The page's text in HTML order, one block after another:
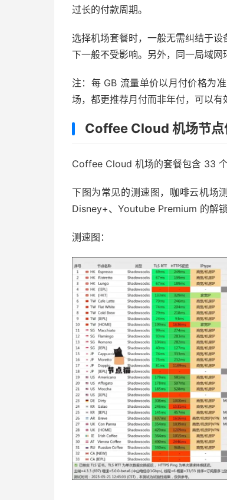
过长的付款周期。
选择机场套餐时，一般无需纠结于
下一般不受影响。另外，同一局域网
注：每 GB 流量单价以月付价格为
场，都更推荐月付而非年付，可以有
Coffee Cloud 机场节点
Coffee Cloud 机场的套餐包含 33
下图为常见的测速图，咖啡云机场
Disney+、Youtube Premium 的解锁
测速图：